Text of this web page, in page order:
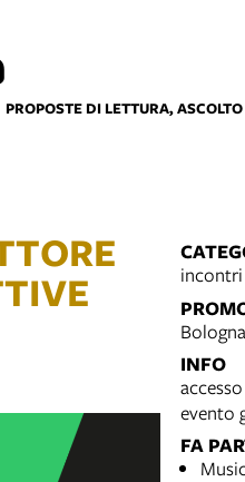
PROPOSTE DI LETTURA,
incontri
INFO
evento
FA